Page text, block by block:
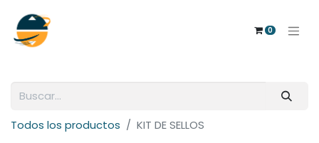
0
Todos los productos KIT DE SELLOS